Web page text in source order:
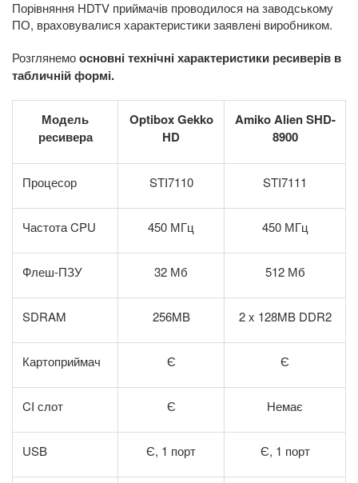
Порівняння HDTV приймачів проводилося на заводському
ПО, враховувалися характеристики заявлені виробником.
Розглянемоосновні технічні характеристики ресиверів в
табличній формі.
Модель
ресивера
Optibox Gekko
HD
Amiko Alien SHD-
8900
Процесор STI7110 STI7111
Частота CPU 450 МГц 450 МГц
Флеш-ПЗУ 32 Мб 512 Мб
SDRAM 256MB 2 x 128MB DDR2
Картоприймач Є Є
CI слот Є Немає
USB Є, 1 порт Є, 1 порт